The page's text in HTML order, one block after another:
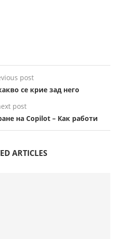
post
се крие зад него
post
на Copilot – Как работи
ARTICLES